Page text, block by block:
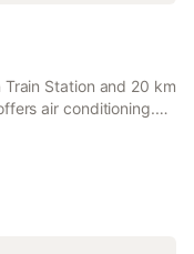
Station and 20 km
air conditioning.
at the